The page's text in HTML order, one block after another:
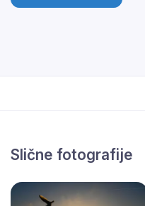
Slične fotografije